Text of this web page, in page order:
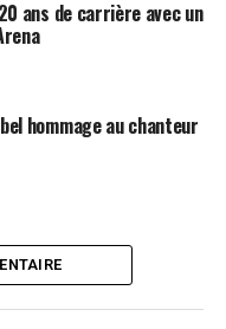
ans de carrière avec un
hommage au chanteur